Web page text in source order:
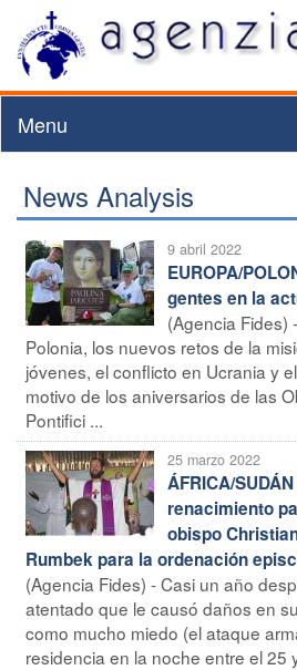
Menu
News Analysis
9 abril 2022
EUROPA/
gentes en la
(Agencia Fides)
Polonia, los nuevos retos de la
jóvenes, el conflicto en Ucrania y
motivo de los aniversarios de las
Pontifici ...
25 marzo 2022
ÁFRICA/
renacimiento
obispo
Rumbek para la ordenación
(Agencia Fides) - Casi un año
atentado que le causó daños en
como mucho miedo (el ataque
residencia en la noche entre el 25